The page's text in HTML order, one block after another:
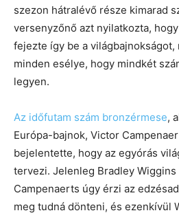
szezon hátralévő része kimarad
versenyzőnő azt nyilatkozta,
fejezte így be a
minden esélye, hogy mindkét
legyen.
Az időfutam szám bronzérmese,
Európa-bajnok, Victor
bejelentette, hogy az egyórás
tervezi. Jelenleg Bradley
Campenaerts úgy érzi az
meg tudná dönteni, és ezenkívül